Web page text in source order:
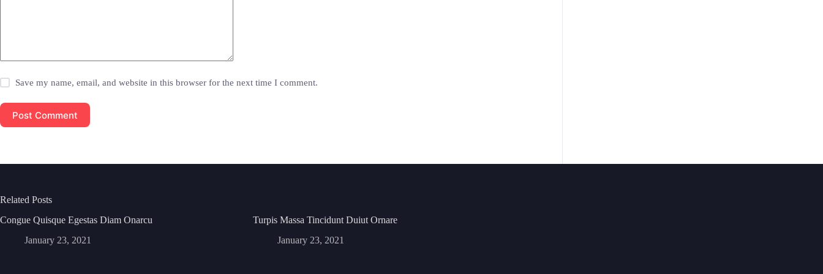
Save my name, email, and website in this browser for the next time I comment.
Post Comment
Related Posts
Congue Quisque Egestas Diam Onarcu
January 23, 2021
Turpis Massa Tincidunt Duiut Ornare
January 23, 2021